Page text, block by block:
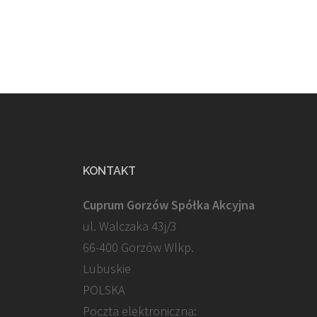
KONTAKT
Cuprum Gorzów Spółka Akcyjna
ul. Walczaka 43j/3
66-400 Gorzów Wlkp.
Lubuskie
POLSKA
Poczta elektroniczna: